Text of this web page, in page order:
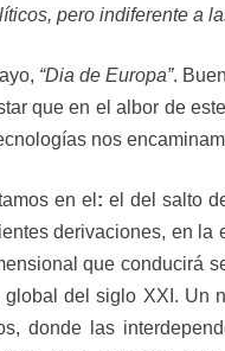
pero indiferente a
“Dia de Europa”.
que en el albor de
nos
en el : el del salto
derivaciones, en la
que conducirá
del siglo XXI. Un
donde las